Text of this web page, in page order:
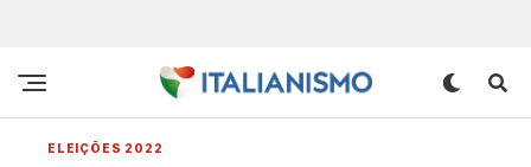
ELEIÇÕES 2022